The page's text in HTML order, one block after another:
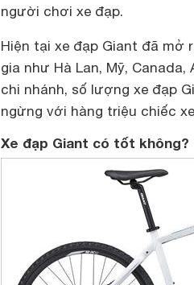
người chơi xe đạp.
Hiện tại xe đạp Giant đã mở
gia như Hà Lan, Mỹ,
chi nhánh, số lượng xe đạp
ngừng với hàng triệu chiếc
Xe đạp Giant có tốt không?